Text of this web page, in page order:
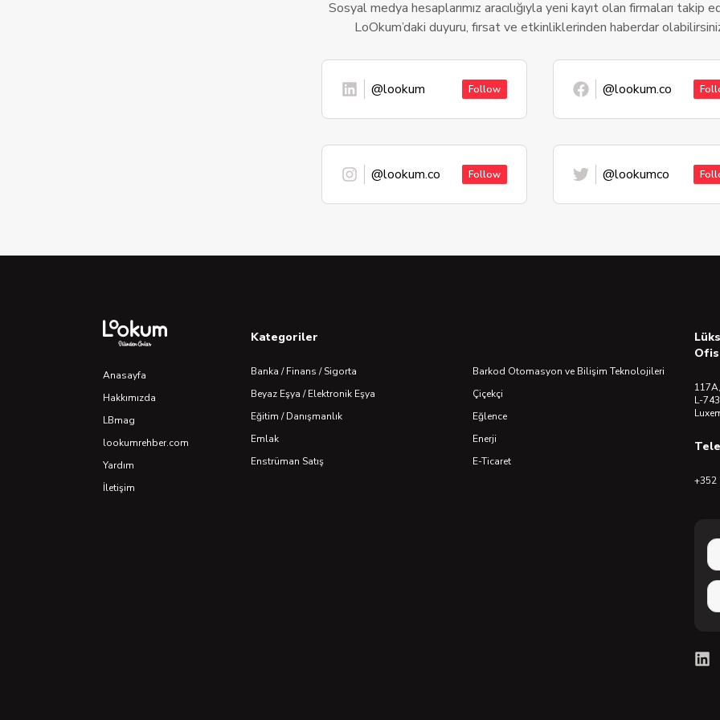
Sosyal medya hesaplarımız aracılığıyla yeni kayıt olan firmaları takip
LoOkum’daki duyuru, fırsat ve etkinliklerinden haberdar
@lookum Follow @lookum.co
@lookum.co Follow @lookumco
Anasayfa
Hakkımızda
LBmag
lookumrehber.com
Yardım
İletişim
Kategoriler
Banka / Finans / Sigorta
Barkod Otomasyon ve Bilişim Teknolojileri
Beyaz Eşya / Elektronik Eşya
Çiçekçi
Eğitim / Danışmanlık
Eğlence
Emlak
Enerji
Enstrüman Satış
E-Ticaret
Ofis
L-
+352